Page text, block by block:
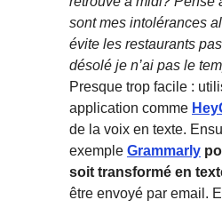
sont mes intolérances
évite les restaurants
désolé je n’ai pas le
Presque trop facile :
application comme
de la voix en texte.
exemple Grammarly
soit transformé en
être envoyé par email.